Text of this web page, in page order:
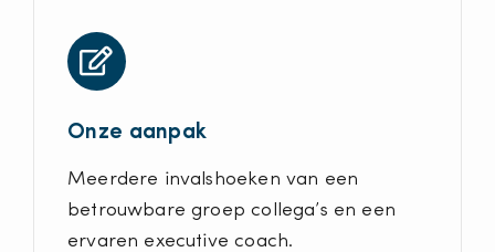
Onze aanpak
Meerdere invalshoeken van een
betrouwbare groep collega’s en een
ervaren executive coach.